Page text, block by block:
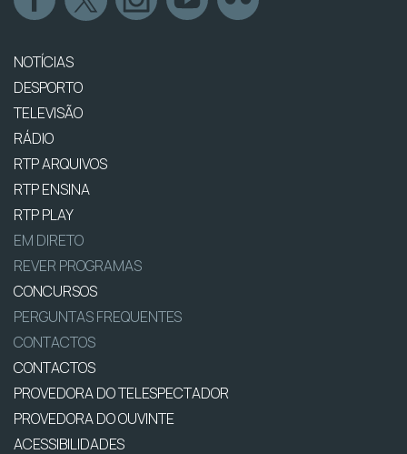
NOTÍCIAS
DESPORTO
TELEVISÃO
RÁDIO
RTP ARQUIVOS
RTP ENSINA
RTP PLAY
EM DIRETO
REVER PROGRAMAS
CONCURSOS
PERGUNTAS FREQUENTES
CONTACTOS
CONTACTOS
PROVEDORA DO TELESPECTADOR
PROVEDORA DO OUVINTE
ACESSIBILIDADES